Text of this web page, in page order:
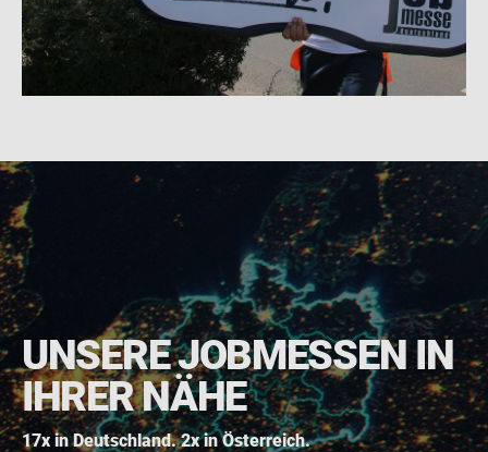
UNSERE JOBMESSEN IN
IHRER NÄHE
17x in Deutschland. 2x in Österreich.